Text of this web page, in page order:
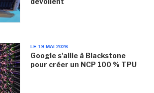
LE 19 MAI 2026
Google s'allie à Blackstone
pour créer un NCP 100 % TPU